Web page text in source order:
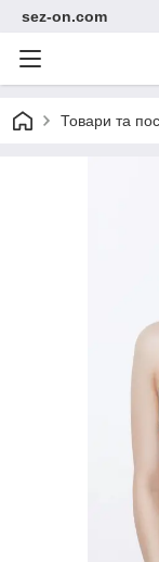
sez-on.com
Товари та